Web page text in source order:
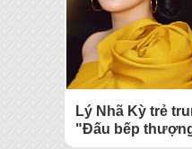
Lý Nhã Kỳ trẻ
"Đấu bếp